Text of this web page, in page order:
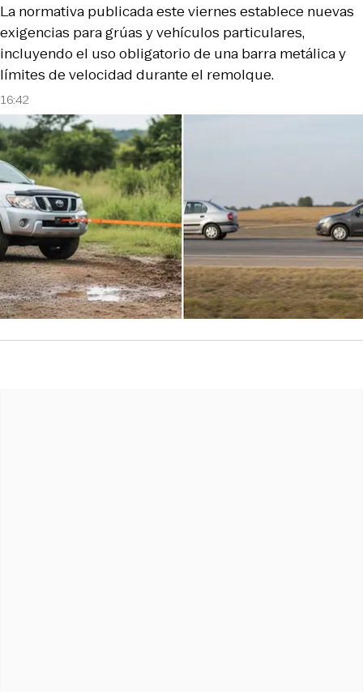
16:42
La normativa publicada este viernes establece nuevas
exigencias para grúas y vehículos particulares,
incluyendo el uso obligatorio de una barra metálica y
límites de velocidad durante el remolque.